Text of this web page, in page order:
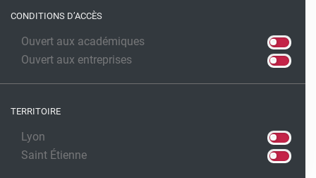
CONDITIONS D’ACCÈS
Ouvert aux académiques
Ouvert aux entreprises
TERRITOIRE
Lyon
Saint Étienne